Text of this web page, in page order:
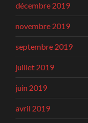
décembre 2019
novembre 2019
septembre 2019
juillet 2019
juin 2019
avril 2019